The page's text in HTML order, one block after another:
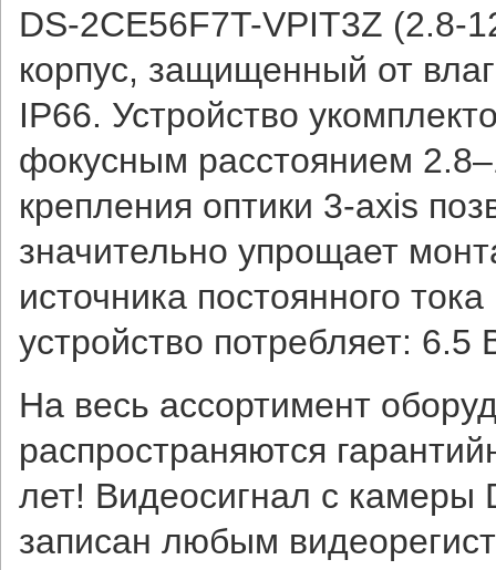
DS-2CE56F7T-VPIT3Z (2.8-
корпус, защищенный от
IP66. Устройство
фокусным расстоянием
крепления оптики 3-axis
значительно упрощает
источника постоянного
устройство потребляет: 6.5
На весь ассортимент
распространяются
лет! Видеосигнал с камеры
записан любым